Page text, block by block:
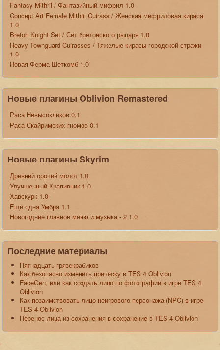
Fantasy Mithril / Фантазийный мифрил 1.0
Concept Art Female Mithril Cuirass / Женская мифриловая кираса
1.0
Breton Knight Set / Сет бретонского рыцаря 1.0
Heavy Townguard Cuirasses / Тяжелые кирасы городской стражи
1.0
Новая Ферма Шеткомб 1.0
Новые плагины Oblivion Remastered
Раса Невысокликов 0.1
Раса Скайримских гномов 0.1
Новые плагины Skyrim
Древний орочий молот 1.0
Улучшенный Крапивник 1.0
Хавскурк 1.0
Ещё одна Умбра 1.1
Новогодние главное меню и музыка - 2 1.0
Последние материалы
Пятнадцать грязекрабиков
Как безопасно изменить причёску в TES 4 Oblivion
FaceGen, или как создать лицо по фотографии в игре TES 4
Oblivion
Как позаимствовать лицо неигрового персонажа (NPC) в игре
TES 4 Oblivion
Перенос лица из сохранения в сохранение в TES 4 Oblivion